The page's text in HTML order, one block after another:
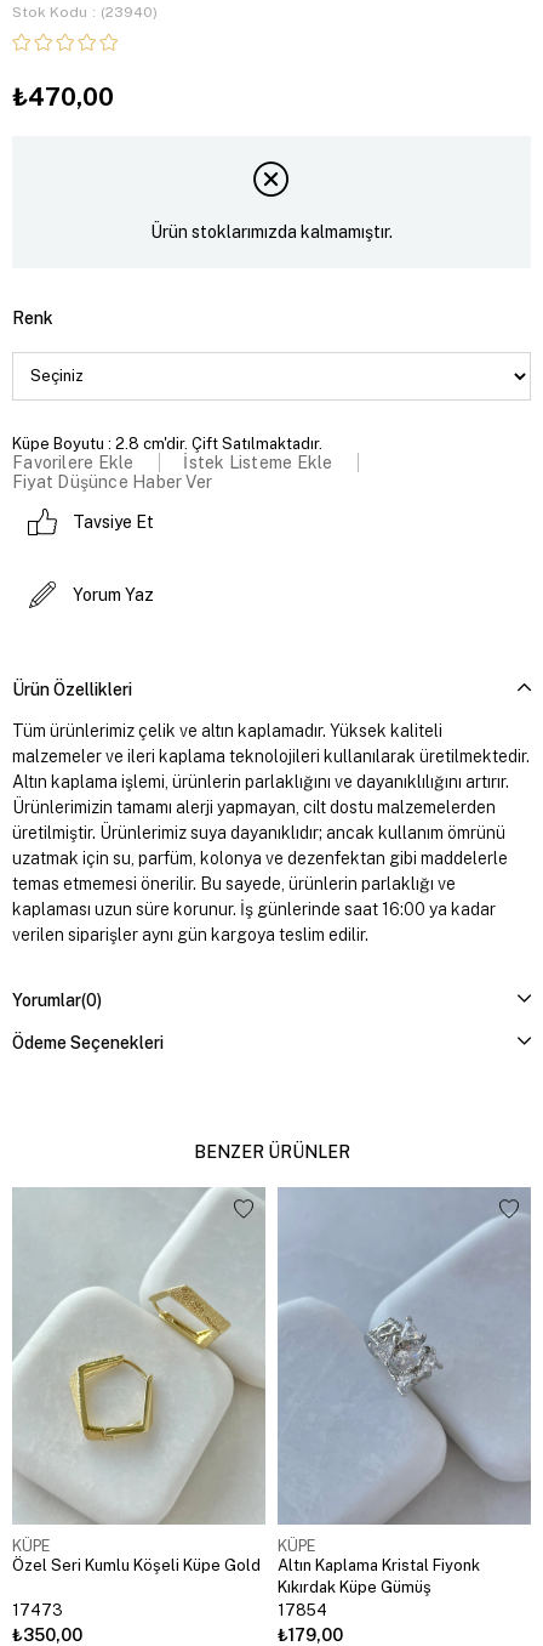
Stok Kodu (23940)
₺470,00
Ürün stoklarımızda kalmamıştır.
Renk
Küpe Boyutu : 2.8 cm'dir. Çift Satılmaktadır.
Favorilere Ekle
İstek Listeme Ekle
Fiyat Düşünce Haber Ver
Tavsiye Et
Yorum Yaz
Ürün Özellikleri
Tüm ürünlerimiz çelik ve altın kaplamadır. Yüksek kaliteli
malzemeler ve ileri kaplama teknolojileri kullanılarak üretilmektedir.
Altın kaplama işlemi, ürünlerin parlaklığını ve dayanıklılığını artırır.
Ürünlerimizin tamamı alerji yapmayan, cilt dostu malzemelerden
üretilmiştir. Ürünlerimiz suya dayanıklıdır; ancak kullanım ömrünü
uzatmak için su, parfüm, kolonya ve dezenfektan gibi maddelerle
temas etmemesi önerilir. Bu sayede, ürünlerin parlaklığı ve
kaplaması uzun süre korunur. İş günlerinde saat 16:00 ya kadar
verilen siparişler aynı gün kargoya teslim edilir.
Yorumlar(0)
Ödeme Seçenekleri
BENZER ÜRÜNLER
KÜPE
Özel Seri Kumlu Köşeli Küpe Gold
17473
₺350,00
KÜPE
Altın Kaplama Kristal Fiyonk
Kıkırdak Küpe Gümüş
17854
₺179,00